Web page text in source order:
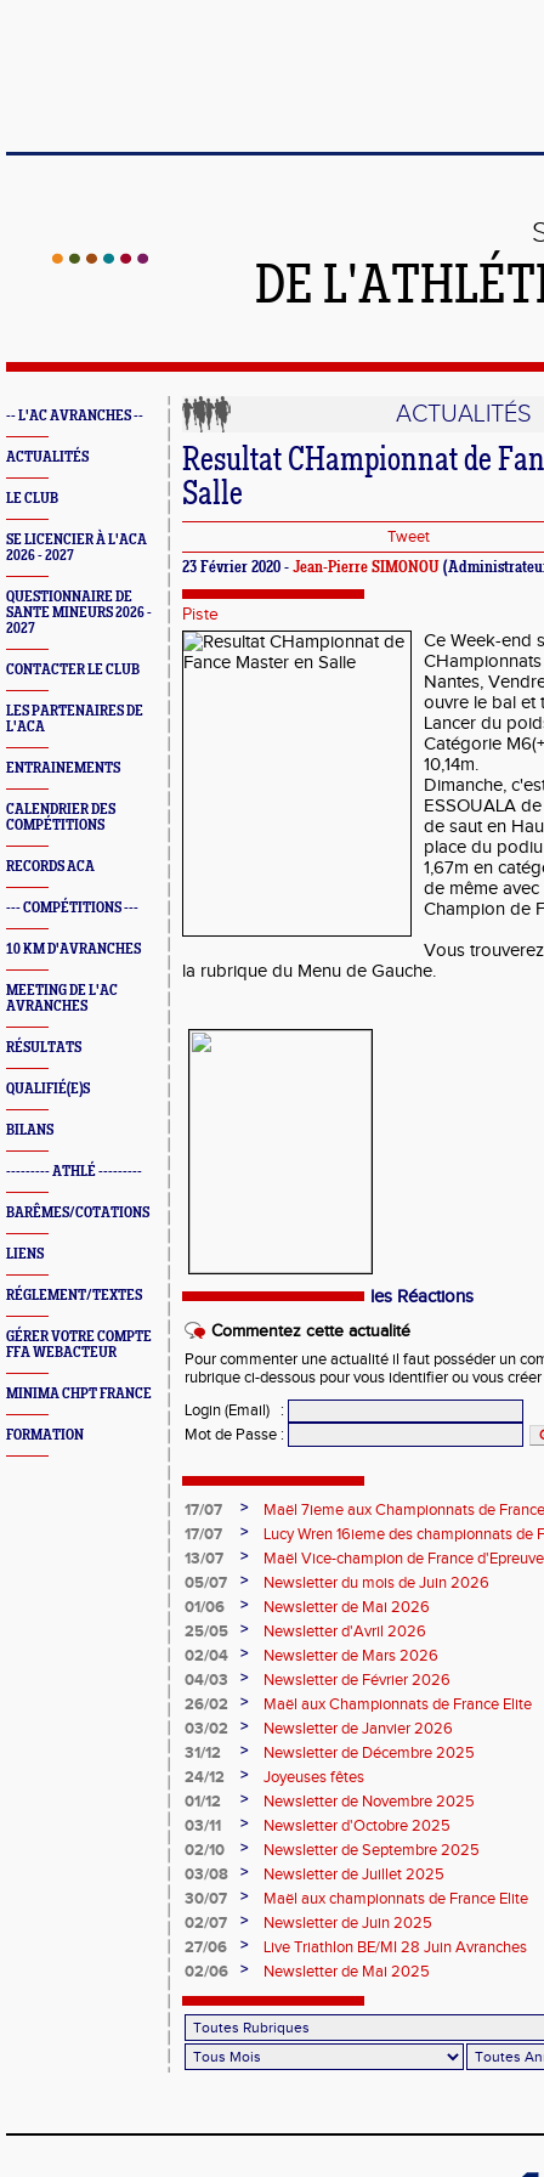
DE
-- L'AC AVRANCHES --
ACTUALITÉS
LE CLUB
SE LICENCIER À L'ACA
2026 - 2027
QUESTIONNAIRE DE
SANTE MINEURS 2026 -
2027
CONTACTER LE CLUB
LES PARTENAIRES DE
L'ACA
ENTRAINEMENTS
CALENDRIER DES
COMPÉTITIONS
RECORDS ACA
--- COMPÉTITIONS ---
10 KM D'AVRANCHES
MEETING DE L'AC
AVRANCHES
RÉSULTATS
QUALIFIÉ(E)S
BILANS
--------- ATHLÉ ---------
BARÊMES/COTATIONS
LIENS
RÉGLEMENT/TEXTES
GÉRER VOTRE COMPTE
FFA WEBACTEUR
MINIMA CHPT FRANCE
FORMATION
ACTUALITÉS
Resultat CHampionnat de
Salle
Tweet
23 Février 2020 - Jean-Pierre SIMONOU
Piste
Ce Week-end
Nantes,
ouvre le bal et
Lancer du
Catégorie
10,14m.
Dimanche,
ESSOUALA
de saut en
place du
1,67m en
de même
Champion de
Vous
la rubrique du Menu de Gauche.
les Réactions
Commentez cette actualité
Pour commenter une actualité il faut posséder un
rubrique ci-dessous pour vous identifier ou vous
Login (Email)
:
Mot de Passe :
17/07 >
Maël 7ieme aux Championnats de
17/07
>
Lucy Wren 16ieme des championnats de
perche
13/07 >
Maël Vice-champion de France
05/07
>
Newsletter du mois de Juin 2026
01/06
>
Newsletter de Mai 2026
25/05
>
Newsletter d'Avril 2026
02/04
>
Newsletter de Mars 2026
04/03
>
Newsletter de Février 2026
26/02
>
Maël aux Championnats de France Elite
03/02
>
Newsletter de Janvier 2026
31/12
>
Newsletter de Décembre 2025
24/12
>
Joyeuses fêtes
01/12
>
Newsletter de Novembre 2025
03/11
>
Newsletter d'Octobre 2025
02/10
>
Newsletter de Septembre 2025
03/08
>
Newsletter de Juillet 2025
30/07
>
Maël aux championnats de France Elite
02/07
>
Newsletter de Juin 2025
27/06
>
Live Triathlon BE/MI 28 Juin Avranches
02/06
> Newsletter de Mai 2025